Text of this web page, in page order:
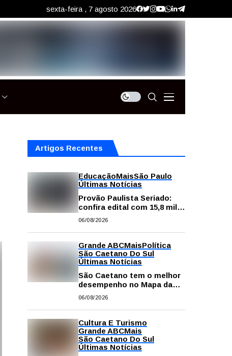
sexta-feira , 7 agosto 2026
Artigos Recentes
EducaçãoMaisSão Paulo
Últimas Notícias
Provão Paulista Seriado:
confira edital com 15,8 mil
vagas para ensino superior
06/08/2026
Grande ABCMaisPolítica
São Caetano Do Sul
Últimas Notícias
São Caetano tem o melhor
desempenho no Mapa da
Desigualdade da Grande SP
06/08/2026
Cultura E Turismo
Grande ABCMais
São Caetano Do Sul
Últimas Notícias